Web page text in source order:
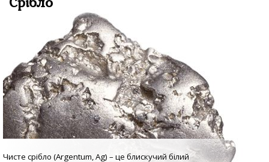
Чисте срібло (Argentum, Аg) – це блискучий білий